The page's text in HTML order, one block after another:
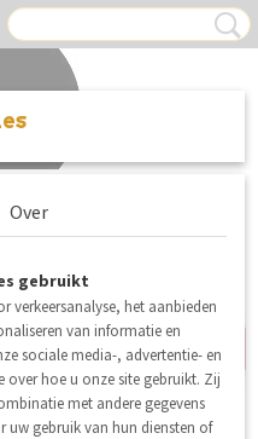
30% korting
Over
gebruikt
verkeersanalyse, het aanbieden
van informatie en
sociale media-, advertentie- en
hoe u onze site gebruikt. Zij
met andere gegevens
uw gebruik van hun diensten of